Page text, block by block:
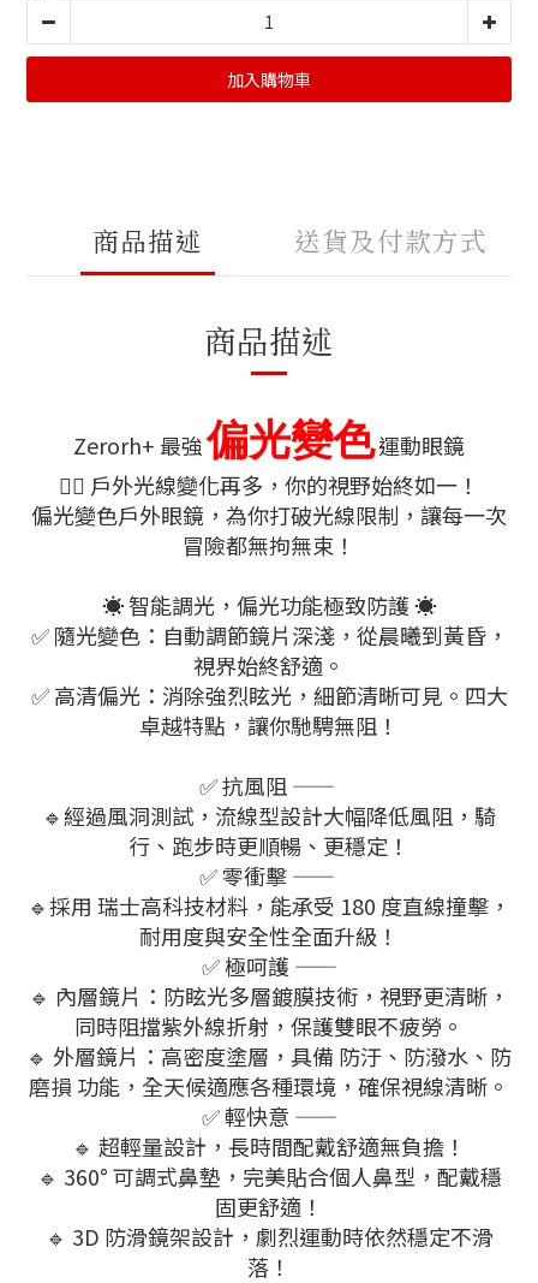
加入購物車
商品描述 送貨及付款方式
商品描述
Zerorh+ 最強偏光變色運動眼鏡
🚴‍♂️ 戶外光線變化再多，你的視野始終如一！
偏光變色戶外眼鏡，為你打破光線限制，讓每一次
冒險都無拘無束！
☀️ 智能調光，偏光功能極致防護 ☀️
✅ 隨光變色：自動調節鏡片深淺，從晨曦到黃昏，
視界始終舒適。
✅ 高清偏光：消除強烈眩光，細節清晰可見。四大
卓越特點，讓你馳騁無阻！
✅ 抗風阻 ——
🔹經過風洞測試，流線型設計大幅降低風阻，騎
行、跑步時更順暢、更穩定！
✅ 零衝擊 ——
🔹採用 瑞士高科技材料，能承受 180 度直線撞擊，
耐用度與安全性全面升級！
✅ 極呵護 ——
🔹 內層鏡片：防眩光多層鍍膜技術，視野更清晰，
同時阻擋紫外線折射，保護雙眼不疲勞。
🔹 外層鏡片：高密度塗層，具備 防汙、防潑水、防
磨損 功能，全天候適應各種環境，確保視線清晰。
✅ 輕快意 ——
🔹 超輕量設計，長時間配戴舒適無負擔！
🔹 360° 可調式鼻墊，完美貼合個人鼻型，配戴穩
固更舒適！
🔹 3D 防滑鏡架設計，劇烈運動時依然穩定不滑
落！